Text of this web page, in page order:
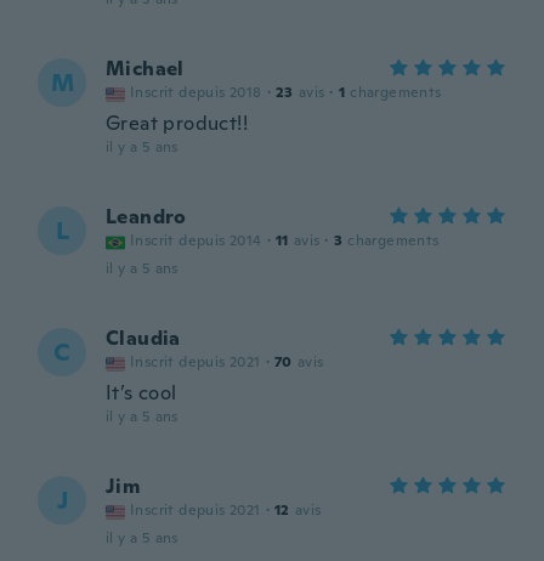
M Michael
Inscrit depuis 2018 · 23 avis · 1 chargements
Great product!!
il y a 5 ans
L Leandro
Inscrit depuis 2014 · 11 avis · 3 chargements
il y a 5 ans
C Claudia
Inscrit depuis 2021 · 70 avis
It’s cool
il y a 5 ans
J Jim
Inscrit depuis 2021 · 12 avis
il y a 5 ans